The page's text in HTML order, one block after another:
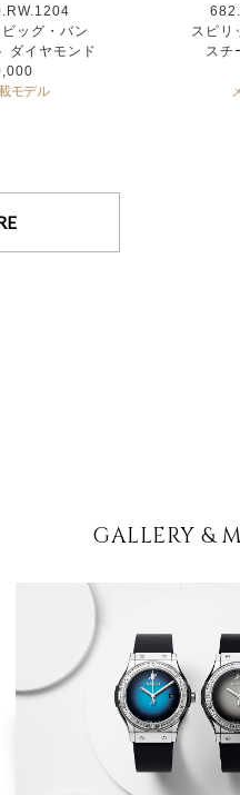
ッグ・バン
ダイヤモンド
モデル
スピリ
スチ
GALLERY &